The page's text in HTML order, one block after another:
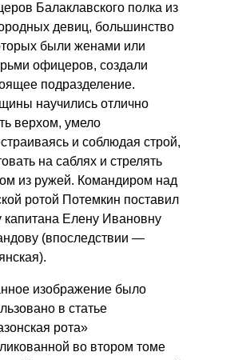
Балаклавского полка из
девиц, большинство
были женами или
офицеров, создали
подразделение.
научились отлично
верхом, умело
и соблюдая строй,
на саблях и стрелять
из ружей. Командиром над
ротой Потемкин поставил
капитана Елену Ивановну
(впоследствии —